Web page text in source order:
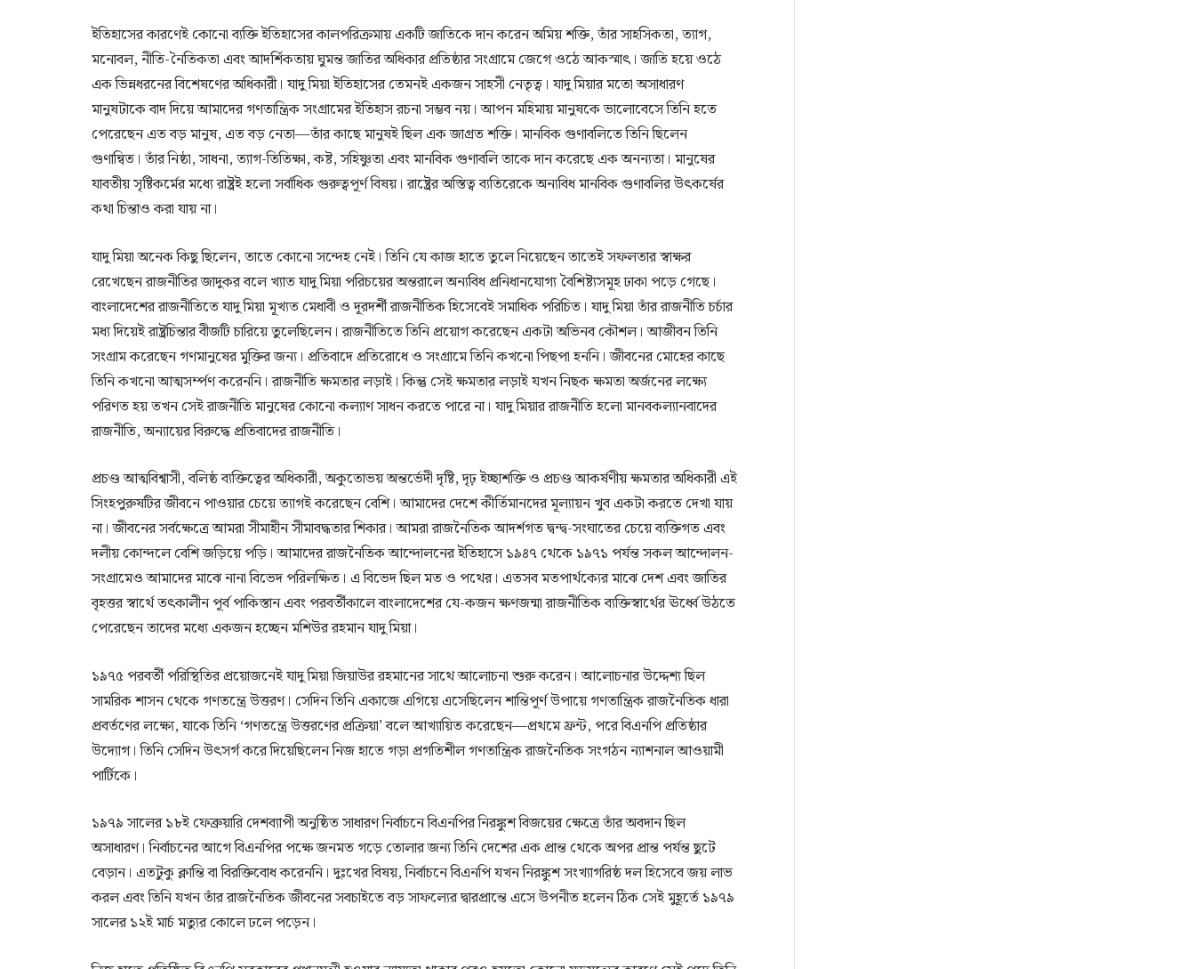
ইতিহাসের কারণেই কোনো ব্যক্তি ইতিহাসের কালপরিক্রমায় একটি জাতিকে দান করেন অমিয় শক্তি, তাঁর সাহসিকতা, ত্যাগ,
মনোবল, নীতি-নৈতিকতা এবং আদর্শিকতায় ঘুমন্ত জাতির অধিকার প্রতিষ্ঠার সংগ্রামে জেগে ওঠে আকস্মাৎ। জাতি হয়ে ওঠে
এক ভিন্নধরনের বিশেষণের অধিকারী। যাদু মিয়া ইতিহাসের তেমনই একজন সাহসী নেতৃত্ব। যাদু মিয়ার মতো অসাধারণ
মানুষটাকে বাদ দিয়ে আমাদের গণতান্ত্রিক সংগ্রামের ইতিহাস রচনা সম্ভব নয়। আপন মহিমায় মানুষকে ভালোবেসে তিনি হতে
পেরেছেন এত বড় মানুষ, এত বড় নেতা—তাঁর কাছে মানুষই ছিল এক জাগ্রত শক্তি। মানবিক গুণাবলিতে তিনি ছিলেন
গুণান্বিত। তাঁর নিষ্ঠা, সাধনা, ত্যাগ-তিতিক্ষা, কষ্ট, সহিষ্ণুতা এবং মানবিক গুণাবলি তাকে দান করেছে এক অনন্যতা। মানুষের
যাবতীয় সৃষ্টিকর্মের মধ্যে রাষ্ট্রই হলো সর্বাধিক গুরুত্বপূর্ণ বিষয়। রাষ্ট্রের অস্তিত্ব ব্যতিরেকে অন্যবিধ মানবিক গুণাবলির উৎকর্ষের
কথা চিন্তাও করা যায় না।
যাদু মিয়া অনেক কিছু ছিলেন, তাতে কোনো সন্দেহ নেই। তিনি যে কাজ হাতে তুলে নিয়েছেন তাতেই সফলতার স্বাক্ষর
রেখেছেন রাজনীতির জাদুকর বলে খ্যাত যাদু মিয়া পরিচয়ের অন্তরালে অন্যবিধ প্রনিধানযোগ্য বৈশিষ্ট্যসমূহ ঢাকা পড়ে গেছে।
বাংলাদেশের রাজনীতিতে যাদু মিয়া মূখ্যত মেধাবী ও দূরদর্শী রাজনীতিক হিসেবেই সমাধিক পরিচিত। যাদু মিয়া তাঁর রাজনীতি চর্চার
মধ্য দিয়েই রাষ্ট্রচিন্তার বীজটি চারিয়ে তুলেছিলেন। রাজনীতিতে তিনি প্রয়োগ করেছেন একটা অভিনব কৌশল। আজীবন তিনি
সংগ্রাম করেছেন গণমানুষের মুক্তির জন্য। প্রতিবাদে প্রতিরোধে ও সংগ্রামে তিনি কখনো পিছপা হননি। জীবনের মোহের কাছে
তিনি কখনো আত্মসর্ম্পণ করেননি। রাজনীতি ক্ষমতার লড়াই। কিন্তু সেই ক্ষমতার লড়াই যখন নিছক ক্ষমতা অর্জনের লক্ষ্যে
পরিণত হয় তখন সেই রাজনীতি মানুষের কোনো কল্যাণ সাধন করতে পারে না। যাদু মিয়ার রাজনীতি হলো মানবকল্যানবাদের
রাজনীতি, অন্যায়ের বিরুদ্ধে প্রতিবাদের রাজনীতি।
প্রচণ্ড আত্মবিশ্বাসী, বলিষ্ঠ ব্যক্তিত্বের অধিকারী, অকুতোভয় অন্তর্ভেদী দৃষ্টি, দৃঢ় ইচ্ছাশক্তি ও প্রচণ্ড আকর্ষণীয় ক্ষমতার অধিকারী এই
সিংহপুরুষটির জীবনে পাওয়ার চেয়ে ত্যাগই করেছেন বেশি। আমাদের দেশে কীর্তিমানদের মূল্যায়ন খুব একটা করতে দেখা যায়
না। জীবনের সর্বক্ষেত্রে আমরা সীমাহীন সীমাবদ্ধতার শিকার। আমরা রাজনৈতিক আদর্শগত দ্বন্দ্ব-সংঘাতের চেয়ে ব্যক্তিগত এবং
দলীয় কোন্দলে বেশি জড়িয়ে পড়ি। আমাদের রাজনৈতিক আন্দোলনের ইতিহাসে ১৯৪৭ থেকে ১৯৭১ পর্যন্ত সকল আন্দোলন-
সংগ্রামেও আমাদের মাঝে নানা বিভেদ পরিলক্ষিত। এ বিভেদ ছিল মত ও পথের। এতসব মতপার্থক্যের মাঝে দেশ এবং জাতির
বৃহত্তর স্বার্থে তৎকালীন পূর্ব পাকিস্তান এবং পরবর্তীকালে বাংলাদেশের যে-কজন ক্ষণজন্মা রাজনীতিক ব্যক্তিস্বার্থের ঊর্ধ্বে উঠতে
পেরেছেন তাদের মধ্যে একজন হচ্ছেন মশিউর রহমান যাদু মিয়া।
১৯৭৫ পরবর্তী পরিস্থিতির প্রয়োজনেই যাদু মিয়া জিয়াউর রহমানের সাথে আলোচনা শুরু করেন। আলোচনার উদ্দেশ্য ছিল
সামরিক শাসন থেকে গণতন্ত্রে উত্তরণ। সেদিন তিনি একাজে এগিয়ে এসেছিলেন শান্তিপূর্ণ উপায়ে গণতান্ত্রিক রাজনৈতিক ধারা
প্রবর্তণের লক্ষ্যে, যাকে তিনি ‘গণতন্ত্রে উত্তরণের প্রক্রিয়া’ বলে আখ্যায়িত করেছেন—প্রথমে ফ্রন্ট, পরে বিএনপি প্রতিষ্ঠার
উদ্যোগ। তিনি সেদিন উৎসর্গ করে দিয়েছিলেন নিজ হাতে গড়া প্রগতিশীল গণতান্ত্রিক রাজনৈতিক সংগঠন ন্যাশনাল আওয়ামী
পার্টিকে।
১৯৭৯ সালের ১৮ই ফেব্রুয়ারি দেশব্যাপী অনুষ্ঠিত সাধারণ নির্বাচনে বিএনপির নিরঙ্কুশ বিজয়ের ক্ষেত্রে তাঁর অবদান ছিল
অসাধারণ। নির্বাচনের আগে বিএনপির পক্ষে জনমত গড়ে তোলার জন্য তিনি দেশের এক প্রান্ত থেকে অপর প্রান্ত পর্যন্ত ছুটে
বেড়ান। এতটুকু ক্লান্তি বা বিরক্তিবোধ করেননি। দুঃখের বিষয়, নির্বাচনে বিএনপি যখন নিরঙ্কুশ সংখ্যাগরিষ্ঠ দল হিসেবে জয় লাভ
করল এবং তিনি যখন তাঁর রাজনৈতিক জীবনের সবচাইতে বড় সাফল্যের দ্বারপ্রান্তে এসে উপনীত হলেন ঠিক সেই মুহূর্তে ১৯৭৯
সালের ১২ই মার্চ মত্যুর কোলে ঢলে পড়েন।